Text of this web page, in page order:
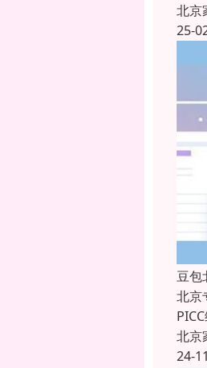
北京
25-
豆包
北京
北京
24-